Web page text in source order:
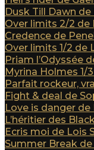
Dusk Till Dawn
Over limits 2/2 de
Credence de
Over limits 1/2 de
Priam l’Odyssée
Myrina Holmes 1/3
Parfait rockeur,
Fight & deal de
Love is danger de
L’héritier des
Ecris moi de Lois
Summer Break de